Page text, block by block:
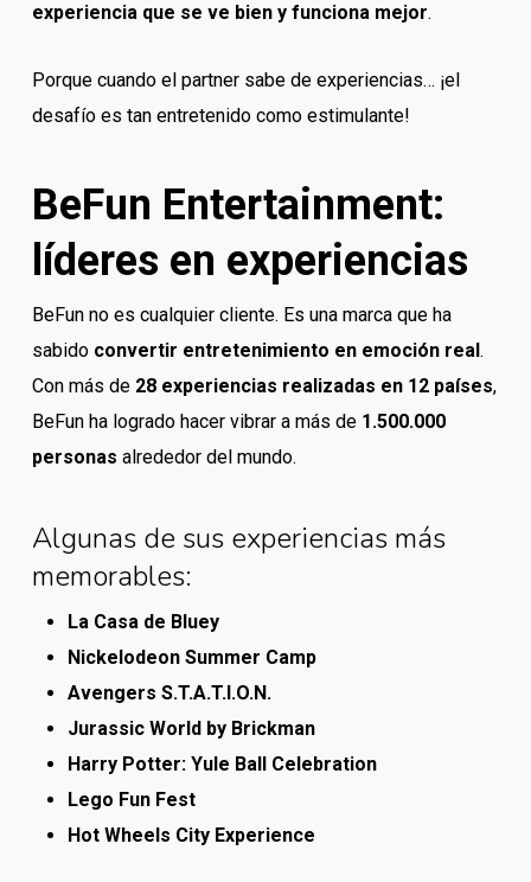
experiencia que se ve bien y funciona mejor.
Porque cuando el partner sabe de experiencias… ¡el
desafío es tan entretenido como estimulante!
BeFun Entertainment:
líderes en experiencias
BeFun no es cualquier cliente. Es una marca que ha
sabido convertir entretenimiento en emoción real .
Con más de 28 experiencias realizadas en 12 países,
BeFun ha logrado hacer vibrar a más de 1.500.000
personas alrededor del mundo.
Algunas de sus experiencias más
memorables:
La Casa de Bluey
Nickelodeon Summer Camp
Avengers S.T.A.T.I.O.N.
Jurassic World by Brickman
Harry Potter: Yule Ball Celebration
Lego Fun Fest
Hot Wheels City Experience